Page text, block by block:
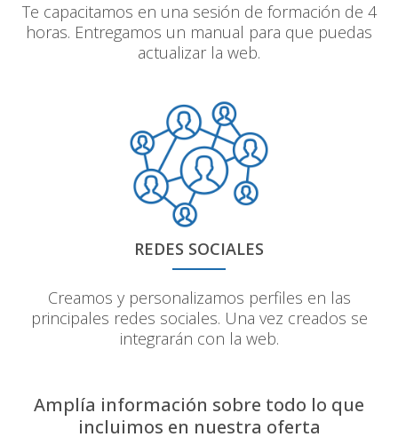
Te capacitamos en una sesión de formación de 4
horas. Entregamos un manual para que puedas
actualizar la web.
REDES SOCIALES
Creamos y personalizamos perfiles en las
principales redes sociales. Una vez creados se
integrarán con la web.
Amplía información sobre todo lo que
incluimos en nuestra oferta